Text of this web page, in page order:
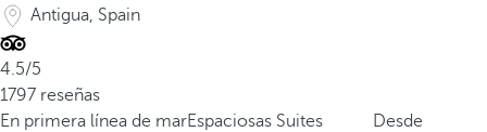
Antigua, Spain
4.5/5
1797 reseñas
En primera línea de marEspaciosas Suites
Desde